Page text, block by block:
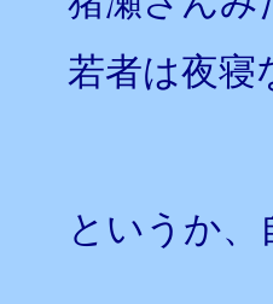
若者は夜寝
というか